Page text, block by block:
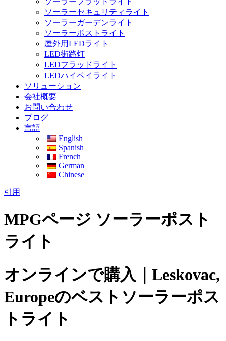
ソーラーセキュリティライト
ソーラーガーデンライト
ソーラーポストライト
屋外用LEDライト
LED街路灯
LEDフラッドライト
LEDハイベイライト
ソリューション
会社概要
お問い合わせ
ブログ
言語
English
Spanish
French
German
Chinese
引用
MPGページ ソーラーポスト
ライト
オンラインで購入｜Leskovac,
Europeのベストソーラーポス
トライト